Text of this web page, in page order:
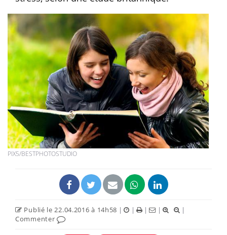
PIX5/BESTPHOTOSTUDIO
Publié le 22.04.2016 à 14h58 | | | |
|
Commenter